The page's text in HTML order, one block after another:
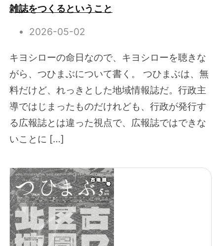
雑誌をつくるということ
2026-05-02
キヨシローの命日なので、キヨシローを聴きな
がら、つひまぶについて書く。 つひまぶは、無
料だけど、れっきとした地域情報誌だ。行政主
導ではじまったものだけれども、行政が発行す
る広報誌とは違った視点で、広報誌ではできな
いことに […]